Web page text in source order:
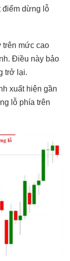
điểm dừng lỗ
trên mức cao
Điều này bảo
trở lại.
xuất hiện gần
lỗ phía trên